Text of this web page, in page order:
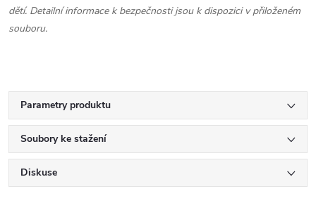
dětí. Detailní informace k bezpečnosti jsou k dispozici v přiloženém
souboru.
Parametry produktu
Soubory ke stažení
Diskuse